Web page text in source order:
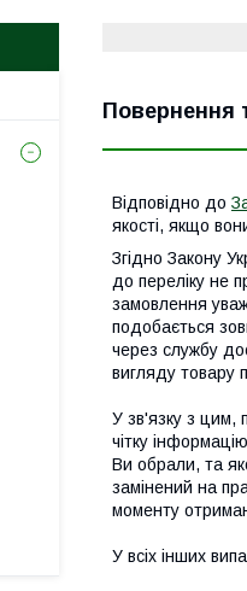
Повернення
Відповідно до
якості, якщо
Згідно Закону
до переліку не
замовлення
подобається
через службу
вигляду товару
У зв'язку з цим,
чітку
Ви обрали, та
замінений на
моменту
У всіх інших